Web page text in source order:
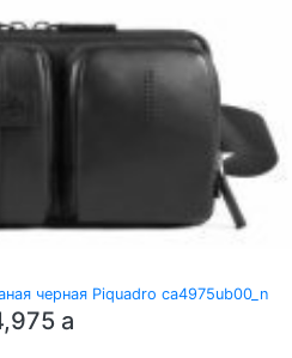
черная Piquadro ca4975ub00_n
a